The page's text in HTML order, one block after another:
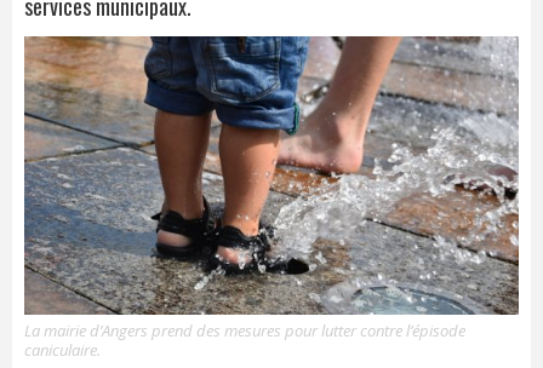
La mairie d’Angers prend des mesures pour lutter contre l’épisode
caniculaire.